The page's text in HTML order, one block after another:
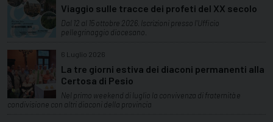
Viaggio sulle tracce dei profeti del XX secolo
Dal 12 al 15 ottobre 2026. Iscrizioni presso l'Ufficio
pellegrinaggio diocesano.
6 Luglio 2026
La tre giorni estiva dei diaconi permanenti alla
Certosa di Pesio
Nel primo weekend di luglio la convivenza di fraternità e
condivisione con altri diaconi della provincia